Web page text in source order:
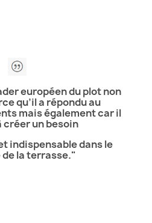
européen du plot non
qu’il a répondu au
mais également car il
créer un besoin
indispensable dans le
la terrasse."